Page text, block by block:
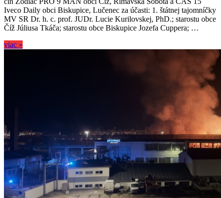
Iveco Daily obci Biskupice, Lučenec za účasti: 1. štátnej tajomníčky
MV SR Dr. h. c. prof. JUDr. Lucie Kurilovskej, PhD.; starostu obce
Číž Júliusa Tkáča; starostu obce Biskupice Jozefa Cuppera; …
viac »